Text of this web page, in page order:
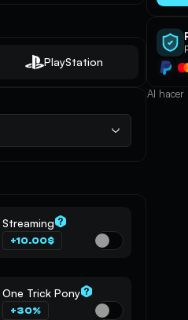
PlayStation
Streaming
+10.00$
One Trick Pony
+30%
Al hacer